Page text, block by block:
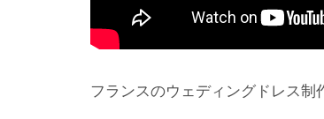
フランスのウェディングドレス制